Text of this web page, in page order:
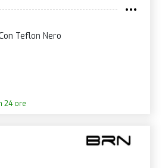
Teflon Nero
24 ore